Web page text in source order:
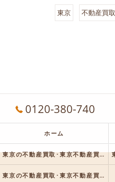
東京 不動産買取
0120-380-740
ホーム
東京の不動産買取･東京不動産買取センターの口コミ情報
東京の不動産買取･東京不動産買取センターのお客様の声